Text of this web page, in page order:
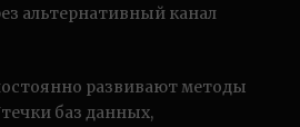
альтернативный канал
развивают методы
баз данных,